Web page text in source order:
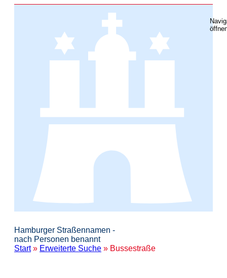
Hamburger Straßennamen -
nach Personen benannt
Start» Erweiterte Suche » Bussestraße